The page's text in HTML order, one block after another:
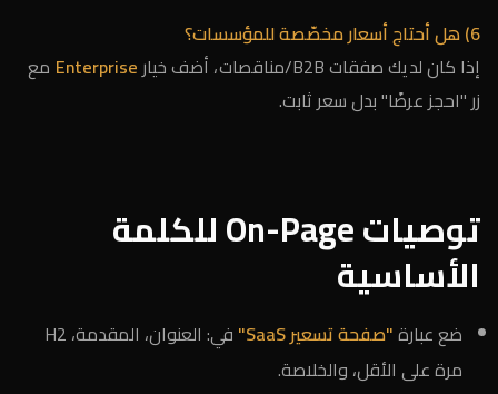
6) هل أحتاج أسعار مخصّصة للمؤسسات؟
إذا كان لديك صفقات B2B/مناقصات، أضف خيار
Enterprise مع
زر "احجز عرضًا" بدل سعر ثابت.
توصيات On-Page للكلمة
الأساسية
ضع عبارة"صفحة تسعير SaaS"
في: العنوان، المقدمة، H2
مرة على الأقل، والخلاصة.